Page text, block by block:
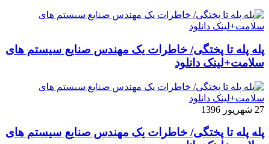
پله پله تا پختگی/ خاطرات یک مهندس صنایع سیستم های
سلامت+لینک دانلود
27 شهریور 1396
پله پله تا پختگی/ خاطرات یک مهندس صنایع سیستم های